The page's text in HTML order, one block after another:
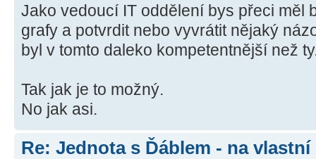
Jako vedoucí IT oddělení bys přeci měl
grafy a potvrdit nebo vyvrátit nějaký
byl v tomto daleko kompetentnější než
Tak jak je to možný.
No jak asi.
Re: Jednota s Ďáblem - na